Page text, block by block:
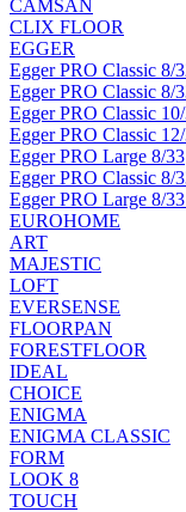
CAMSAN
CLIX FLOOR
EGGER
Egger PRO Classic 8/
Egger PRO Classic 8/
Egger PRO Classic
Egger PRO Classic
Egger PRO Large 8/33
Egger PRO Classic 8/
Egger PRO Large 8/
EUROHOME
ART
MAJESTIC
LOFT
EVERSENSE
FLOORPAN
FORESTFLOOR
IDEAL
CHOICE
ENIGMA
ENIGMA CLASSIC
FORM
LOOK 8
TOUCH